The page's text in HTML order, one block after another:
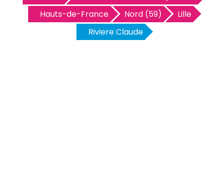
Hauts-de-France
Nord (59)
Lille
Riviere Claude